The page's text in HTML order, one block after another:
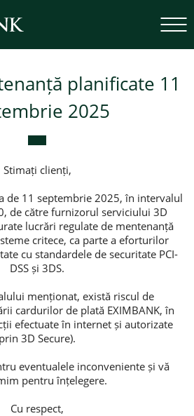
кредиты
кредиты
planificate 11
2025
Stimați clienți,
de 11 septembrie 2025, în intervalul
de către furnizorul serviciului 3D
lucrări regulate de mentenanță
critece, ca parte a eforturilor
cu standardele de securitate PCI-
DSS și 3DS.
menționat, există riscul de
cardurilor de plată EXIMBANK, în
efectuate în internet și autorizate
prin 3D Secure).
eventualele inconveniente și vă
pentru înțelegere.
Cu respect,